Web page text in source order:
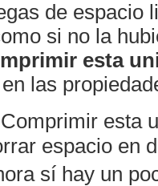
de espacio
si no la
esta
las
sí hay un